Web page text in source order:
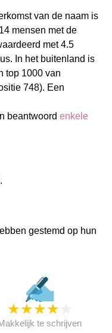
van de naam is
mensen met de
met 4.5
In het buitenland is
top 1000 van
748). Een
beantwoord enkele
gestemd op hun
★★★★
te schrijven